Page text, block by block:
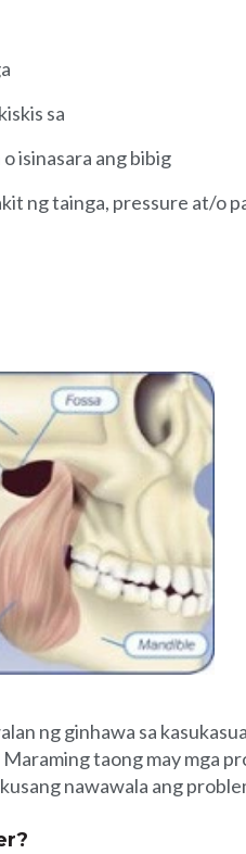
sa
isinasara ang bibig
ng tainga, pressure at/o
ng ginhawa sa
taong may mga
nawawala ang